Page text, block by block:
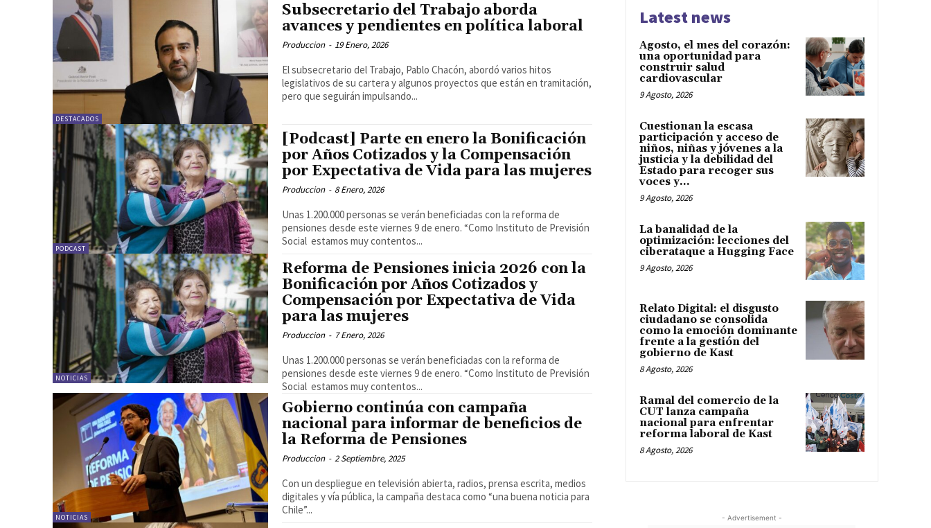
DESTACADOS
Subsecretario del Trabajo aborda
avances y pendientes en política laboral
Produccion - 19 Enero, 2026
El subsecretario del Trabajo, Pablo Chacón, abordó varios hitos
legislativos de su cartera y algunos proyectos que están en tramitación,
pero que seguirán impulsando...
PODCAST
[Podcast] Parte en enero la Bonificación
por Años Cotizados y la Compensación
por Expectativa de Vida para las mujeres
Produccion - 8 Enero, 2026
Unas 1.200.000 personas se verán beneficiadas con la reforma de
pensiones desde este viernes 9 de enero. “Como Instituto de Previsión
Social estamos muy contentos...
NOTICIAS
Reforma de Pensiones inicia 2026 con la
Bonificación por Años Cotizados y
Compensación por Expectativa de Vida
para las mujeres
Produccion - 7 Enero, 2026
Unas 1.200.000 personas se verán beneficiadas con la reforma de
pensiones desde este viernes 9 de enero. “Como Instituto de Previsión
Social estamos muy contentos...
NOTICIAS
Gobierno continúa con campaña
nacional para informar de beneficios de
la Reforma de Pensiones
Produccion - 2 Septiembre, 2025
Con un despliegue en televisión abierta, radios, prensa escrita, medios
digitales y vía pública, la campaña destaca como “una buena noticia para
Chile”...
Latest news
Agosto, el mes del corazón:
una oportunidad para
construir salud
cardiovascular
9 Agosto, 2026
Cuestionan la escasa
participación y acceso de
niños, niñas y jóvenes a la
justicia y la debilidad del
Estado para recoger sus
voces y...
9 Agosto, 2026
La banalidad de la
optimización: lecciones del
ciberataque a Hugging Face
9 Agosto, 2026
Relato Digital: el disgusto
ciudadano se consolida
como la emoción dominante
frente a la gestión del
gobierno de Kast
8 Agosto, 2026
Ramal del comercio de la
CUT lanza campaña
nacional para enfrentar
reforma laboral de Kast
8 Agosto, 2026
- Advertisement -